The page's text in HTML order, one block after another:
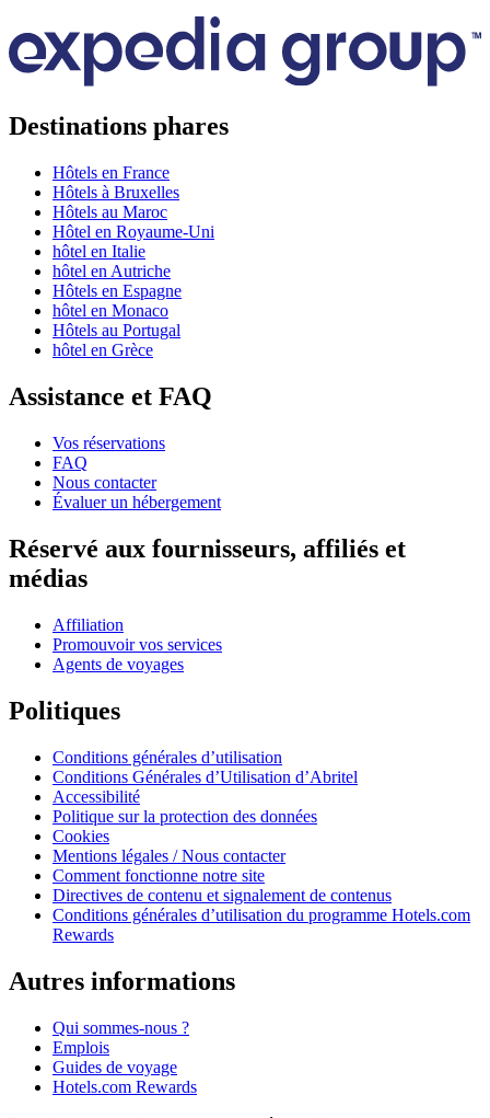
Destinations phares
Hôtels en France
Hôtels à Bruxelles
Hôtels au Maroc
Hôtel en Royaume-Uni
hôtel en Italie
hôtel en Autriche
Hôtels en Espagne
hôtel en Monaco
Hôtels au Portugal
hôtel en Grèce
Assistance et FAQ
Vos réservations
FAQ
Nous contacter
Évaluer un hébergement
Réservé aux fournisseurs, affiliés et
médias
Affiliation
Promouvoir vos services
Agents de voyages
Politiques
Conditions générales d’utilisation
Conditions Générales d’Utilisation d’Abritel
Accessibilité
Politique sur la protection des données
Cookies
Mentions légales / Nous contacter
Comment fonctionne notre site
Directives de contenu et signalement de contenus
Conditions générales d’utilisation du programme Hotels.com
Rewards
Autres informations
Qui sommes-nous ?
Emplois
Guides de voyage
Hotels.com Rewards